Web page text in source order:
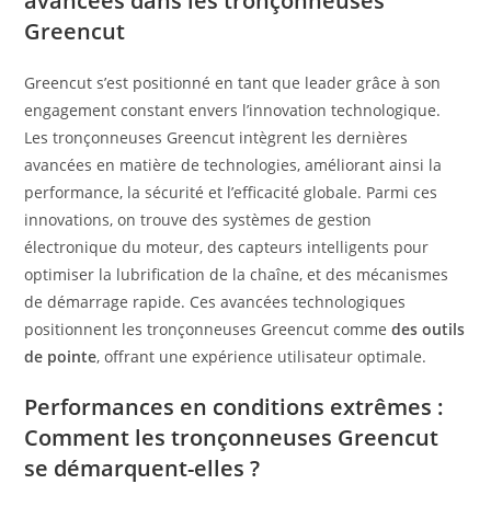
Greencut
Greencut s’est positionné en tant que leader grâce à son
engagement constant envers l’innovation technologique.
Les tronçonneuses Greencut intègrent les dernières
avancées en matière de technologies, améliorant ainsi la
performance, la sécurité et l’efficacité globale. Parmi ces
innovations, on trouve des systèmes de gestion
électronique du moteur, des capteurs intelligents pour
optimiser la lubrification de la chaîne, et des mécanismes
de démarrage rapide. Ces avancées technologiques
positionnent les tronçonneuses Greencut comme des outils
de pointe, offrant une expérience utilisateur optimale.
Performances en conditions extrêmes :
Comment les tronçonneuses Greencut
se démarquent-elles ?